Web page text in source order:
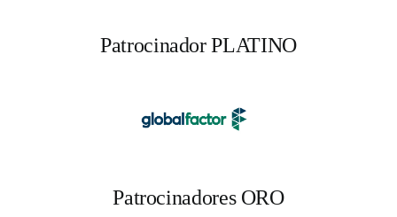
Patrocinador PLATINO
Patrocinadores ORO